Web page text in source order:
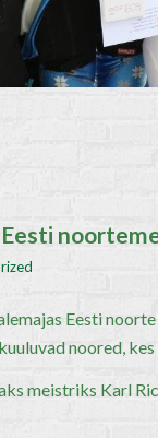
Eesti
Eesti
noored, kes
meistriks Karl